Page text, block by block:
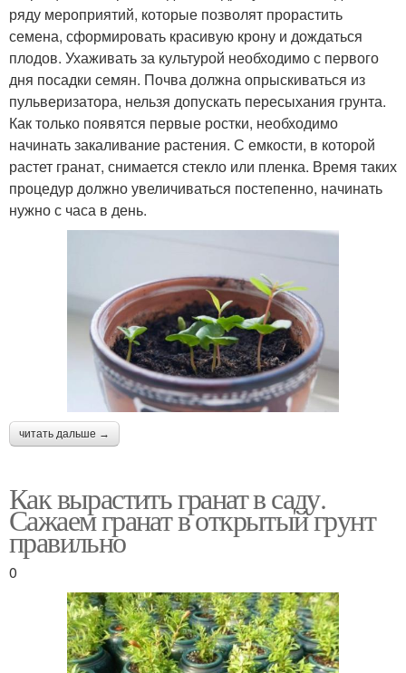
ряду мероприятий, которые позволят прорастить
семена, сформировать красивую крону и дождаться
плодов. Ухаживать за культурой необходимо с первого
дня посадки семян. Почва должна опрыскиваться из
пульверизатора, нельзя допускать пересыхания грунта.
Как только появятся первые ростки, необходимо
начинать закаливание растения. С емкости, в которой
растет гранат, снимается стекло или пленка. Время таких
процедур должно увеличиваться постепенно, начинать
нужно с часа в день.
читать дальше →
Как вырастить гранат в саду.
Сажаем гранат в открытый грунт
правильно
0